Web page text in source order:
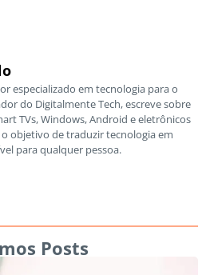
especializado em tecnologia para o
do Digitalmente Tech, escreve sobre
TVs, Windows, Android e eletrônicos
o objetivo de traduzir tecnologia em
para qualquer pessoa.
Posts